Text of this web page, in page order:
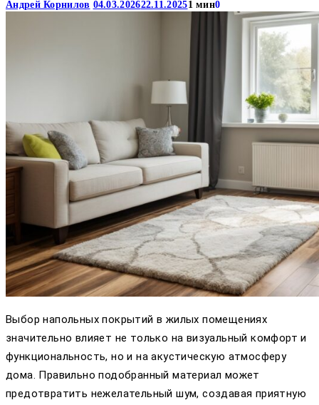
Андрей Корнилов 04.03.202622.11.20251 мин0
Выбор напольных покрытий в жилых помещениях
значительно влияет не только на визуальный комфорт и
функциональность, но и на акустическую атмосферу
дома. Правильно подобранный материал может
предотвратить нежелательный шум, создавая приятную